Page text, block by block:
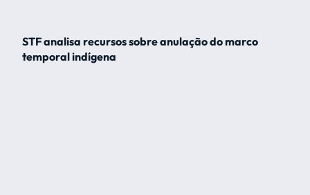
STF analisa recursos sobre anulação do marco
temporal indígena